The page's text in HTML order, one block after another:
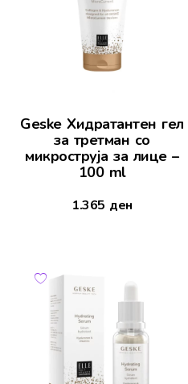
Geske Хидратантен гел
за третман со
микроструја за лице –
100 ml
1.365 ден